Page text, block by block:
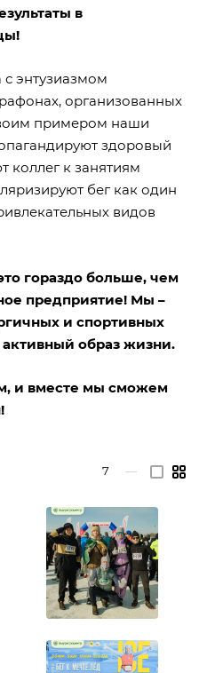
в
с энтузиазмом
организованных
примером наши
здоровый
к занятиям
бег как один
видов
гораздо больше, чем
предприятие! Мы –
и спортивных
образ жизни.
и вместе мы сможем
7 —